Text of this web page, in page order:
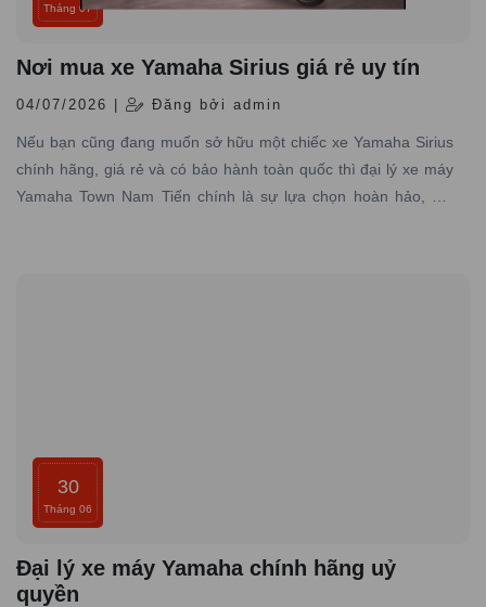
Tháng 07
Nơi mua xe Yamaha Sirius giá rẻ uy tín
04/07/2026 | Đăng bởi admin
Nếu bạn cũng đang muốn sở hữu một chiếc xe Yamaha Sirius
chính hãng, giá rẻ và có bảo hành toàn quốc thì đại lý xe máy
Yamaha Town Nam Tiến chính là sự lựa chọn hoàn hảo, nơi
30
Tháng 06
Đại lý xe máy Yamaha chính hãng uỷ
quyền